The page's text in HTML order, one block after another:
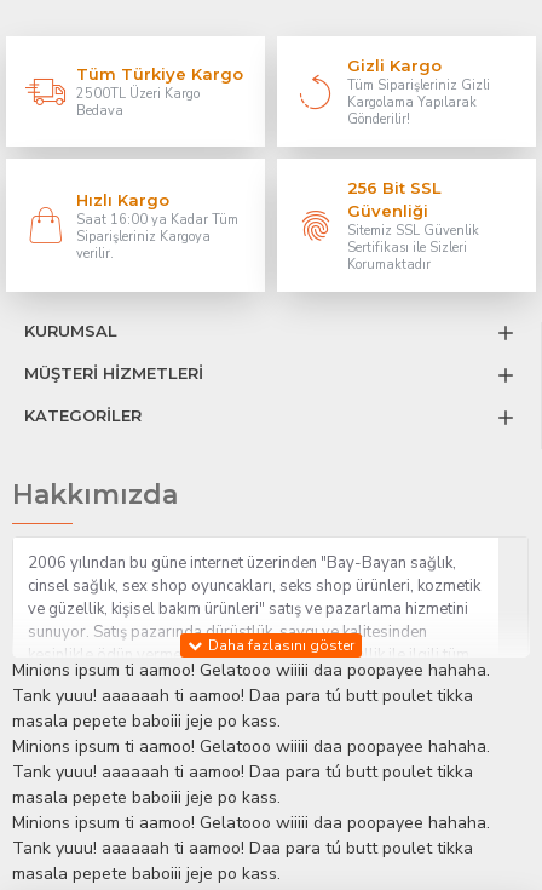
Tüm Türkiye Kargo
2500TL Üzeri Kargo
Bedava
Gizli Kargo
Tüm Siparişleriniz Gizli
Kargolama Yapılarak
Gönderilir!
Hızlı Kargo
Saat 16:00 ya Kadar Tüm
Siparişleriniz Kargoya
verilir.
256 Bit SSL
Güvenliği
Sitemiz SSL Güvenlik
Sertifikası ile Sizleri
Korumaktadır
KURUMSAL
MÜŞTERİ HİZMETLERİ
KATEGORİLER
Hakkımızda
2006 yılından bu güne internet üzerinden "Bay-Bayan sağlık,
cinsel sağlık, sex shop oyuncakları, seks shop ürünleri, kozmetik
ve güzellik, kişisel bakım ürünleri" satış ve pazarlama hizmetini
sunuyor. Satış pazarında dürüstlük, saygı ve kalitesinden
kesinlikle ödün vermeden hizmet sağlık ve güzellik ile ilgili tüm
sorularınıza anında cevap verebilen Yetkin ve uzman kadrosu ile
ihtiyaçlarınızı en uygun fiyat ve taksit seçenekleriyle karşılıyor.
İstanbul beylikdüzü Erotik Shop sitemizde insan odaklı çalışma
stratejimiz ile müşterilerimizin yaşamlarında mutlu, sağlıklı ve
bakımlı olmaları için onlara sağlık ve güzellik danışmanlığı
sağlıyoruz.Sex ShopAlışveriş sitemiz Erotik Shop sektöründeki
gelişmeleri ve yenilikleri çok yakından takip etmesi, yaklaşık
5000'e yakın geniş ürün yelpazesi ile Türkiye'de bu sektörde
kendi alanımızda en geniş ürün gurubuna sahip ender
mağazalardan biri olması, müşteri memnuniyetini her zaman ön
Minions ipsum ti aamoo! Gelatooo wiiiii daa poopayee hahaha.
Tank yuuu! aaaaaah ti aamoo! Daa para tú butt poulet tikka
masala pepete baboiii jeje po kass.
Minions ipsum ti aamoo! Gelatooo wiiiii daa poopayee hahaha.
Tank yuuu! aaaaaah ti aamoo! Daa para tú butt poulet tikka
masala pepete baboiii jeje po kass.
Minions ipsum ti aamoo! Gelatooo wiiiii daa poopayee hahaha.
Tank yuuu! aaaaaah ti aamoo! Daa para tú butt poulet tikka
masala pepete baboiii jeje po kass.